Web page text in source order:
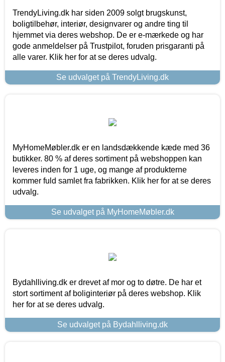
TrendyLiving.dk har siden 2009 solgt brugskunst,
boligtilbehør, interiør, designvarer og andre ting til
hjemmet via deres webshop. De er e-mærkede og har
gode anmeldelser på Trustpilot, foruden prisgaranti på
alle varer. Klik her for at se deres udvalg.
Se udvalget på TrendyLiving.dk
MyHomeMøbler.dk er en landsdækkende kæde med 36
butikker. 80 % af deres sortiment på webshoppen kan
leveres inden for 1 uge, og mange af produkterne
kommer fuld samlet fra fabrikken. Klik her for at se deres
udvalg.
Se udvalget på MyHomeMøbler.dk
Bydahlliving.dk er drevet af mor og to døtre. De har et
stort sortiment af boliginteriør på deres webshop. Klik
her for at se deres udvalg.
Se udvalget på Bydahlliving.dk